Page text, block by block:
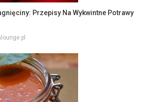
Przepisy Na Wykwintne Potrawy